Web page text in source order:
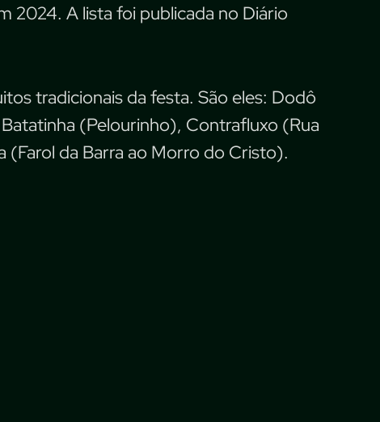
2024. A lista foi publicada no Diário
tradicionais da festa. São eles: Dodô
(Pelourinho), Contrafluxo (Rua
(Farol da Barra ao Morro do Cristo).